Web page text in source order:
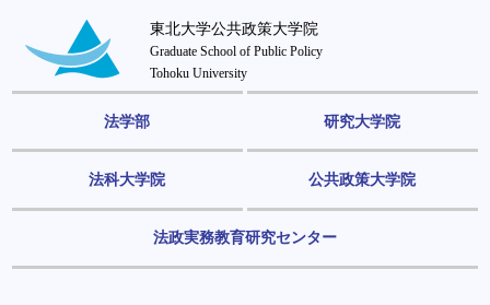
東北大学公共政策大学院
Graduate School of Public Policy
Tohoku University
法学部 研究大学院
法科大学院 公共政策大学院
法政実務教育研究センター